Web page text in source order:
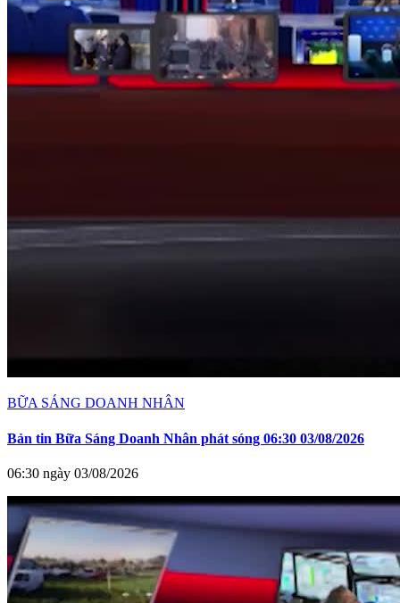
BỮA SÁNG DOANH NHÂN
Bản tin Bữa Sáng Doanh Nhân phát sóng 06:30 03/08/2026
06:30 ngày 03/08/2026